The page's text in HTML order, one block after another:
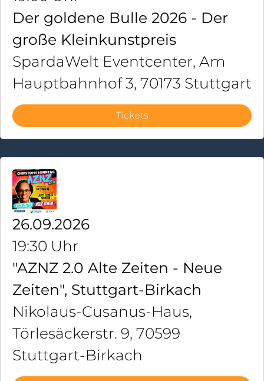
Der goldene Bulle 2026 - Der
große Kleinkunstpreis
SpardaWelt Eventcenter, Am
Hauptbahnhof 3, 70173 Stuttgart
Tickets
26.09.2026
19:30 Uhr
"AZNZ 2.0 Alte Zeiten - Neue
Zeiten", Stuttgart-Birkach
Nikolaus-Cusanus-Haus,
Törlesäckerstr. 9, 70599
Stuttgart-Birkach